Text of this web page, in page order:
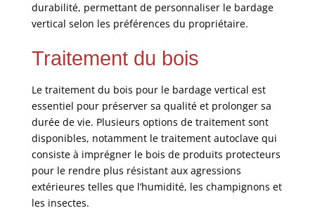
durabilité, permettant de personnaliser le bardage
vertical selon les préférences du propriétaire.
Traitement du bois
Le traitement du bois pour le bardage vertical est
essentiel pour préserver sa qualité et prolonger sa
durée de vie. Plusieurs options de traitement sont
disponibles, notamment le traitement autoclave qui
consiste à imprégner le bois de produits protecteurs
pour le rendre plus résistant aux agressions
extérieures telles que l’humidité, les champignons et
les insectes.